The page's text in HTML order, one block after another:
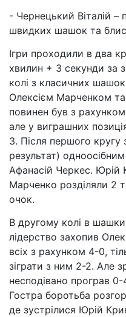
- Чернецький Віталій –
швидких шашок та
Ігри проходили в два
хвилин + 3 секунди за
колі з класичних шашок
Олексієм Марченком
повинен був з
але у виграшних
3. Після першого кругу
результат)
Афанасій Черкес. Юрій
Марченко розділяли 2
очок.
В другому колі в
лідерство захопив
всіх з рахунком 4-0,
зіграти з ним 2-2. Але
несподівано програв
Гостра боротьба
де зустрілися Юрій